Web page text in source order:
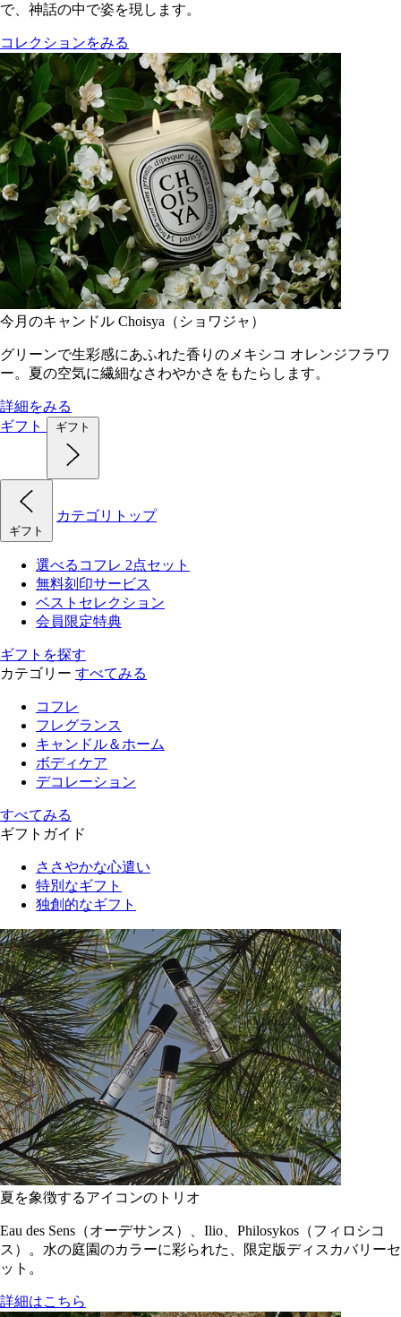
で、神話の中で姿を現します。
コレクションをみる
今月のキャンドル Choisya（ショワジャ）
グリーンで生彩感にあふれた香りのメキシコ オレンジフラワ
ー。夏の空気に繊細なさわやかさをもたらします。
詳細をみる
ギフト
ギフト
ギフト
カテゴリトップ
選べるコフレ 2点セット
無料刻印サービス
ベストセレクション
会員限定特典
ギフトを探す
カテゴリー すべてみる
コフレ
フレグランス
キャンドル＆ホーム
ボディケア
デコレーション
すべてみる
ギフトガイド
ささやかな心遣い
特別なギフト
独創的なギフト
夏を象徴するアイコンのトリオ
Eau des Sens（オーデサンス）、Ilio、Philosykos（フィロシコ
ス）。水の庭園のカラーに彩られた、限定版ディスカバリーセ
ット。
詳細はこちら